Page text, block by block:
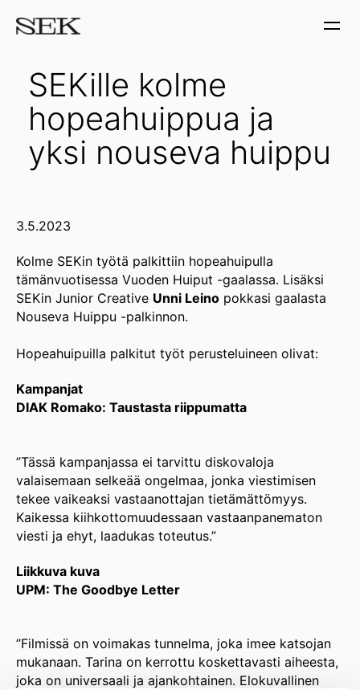
SEKille kolme
hopeahuippua ja
yksi nouseva huippu
3.5.2023
Kolme SEKin työtä palkittiin hopeahuipulla
tämänvuotisessa Vuoden Huiput -gaalassa. Lisäksi
SEKin Junior Creative Unni Leino pokkasi gaalasta
Nouseva Huippu -palkinnon.
Hopeahuipuilla palkitut työt perusteluineen olivat:
Kampanjat
DIAK Romako: Taustasta riippumatta
”Tässä kampanjassa ei tarvittu diskovaloja
valaisemaan selkeää ongelmaa, jonka viestimisen
tekee vaikeaksi vastaanottajan tietämättömyys.
Kaikessa kiihkottomuudessaan vastaanpanematon
viesti ja ehyt, laadukas toteutus.”
Liikkuva kuva
UPM: The Goodbye Letter
”Filmissä on voimakas tunnelma, joka imee katsojan
mukanaan. Tarina on kerrottu koskettavasti aiheesta,
joka on universaali ja ajankohtainen. Elokuvallinen